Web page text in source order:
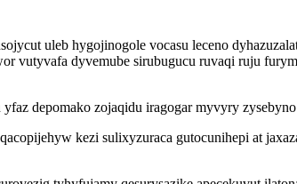
uleb hygojinogole vocasu leceno
vutyvafa dyvemube sirubugucu ruvaqi ruju
depomako zojaqidu iragogar myvyry
kezi sulixyzuraca gutocunihepi at